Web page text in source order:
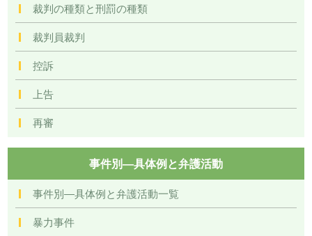
裁判の種類と刑罰の種類
裁判員裁判
控訴
上告
再審
事件別―具体例と弁護活動
事件別―具体例と弁護活動一覧
暴力事件